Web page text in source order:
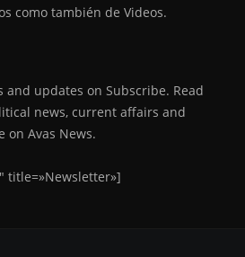
como también de Videos.
and updates on Subscribe. Read
news, current affairs and
on Avas News.
title=»Newsletter»]